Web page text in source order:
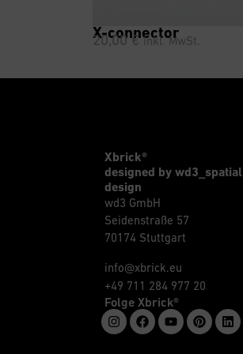
X-connector
20,00€ inkl. MwSt.
Xbrick®
designed by wd3_spatial
design
wd3 GmbH
Seidenstraße 57
70174 Stuttgart
info@xbrick.eu
+49 711 284 977 20
Folge Xbrick®